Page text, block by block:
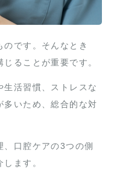
です。そんなとき
ることが重要です。
生活習慣、ストレスな
多いため、総合的な対
、口腔ケアの3つの側
ます。